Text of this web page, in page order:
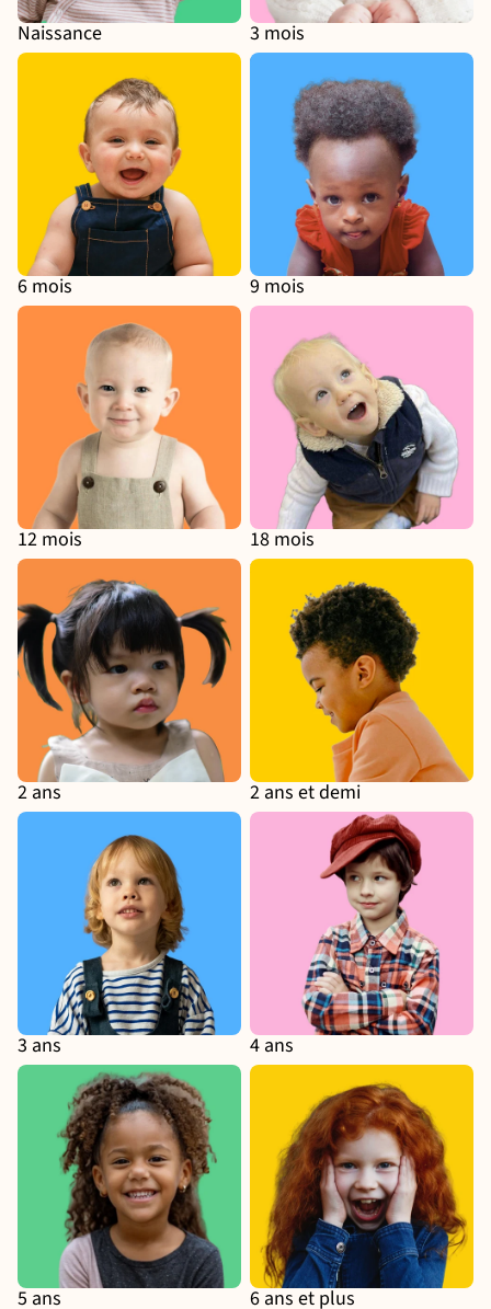
Naissance 3 mois
6 mois
6 mois
9 mois
9 mois
12 mois
12 mois
18 mois
18 mois
2 ans
2 ans
2 ans et demi
2 ans et demi
3 ans
3 ans
4 ans
4 ans
5 ans
5 ans
6 ans et plus
6 ans et plus